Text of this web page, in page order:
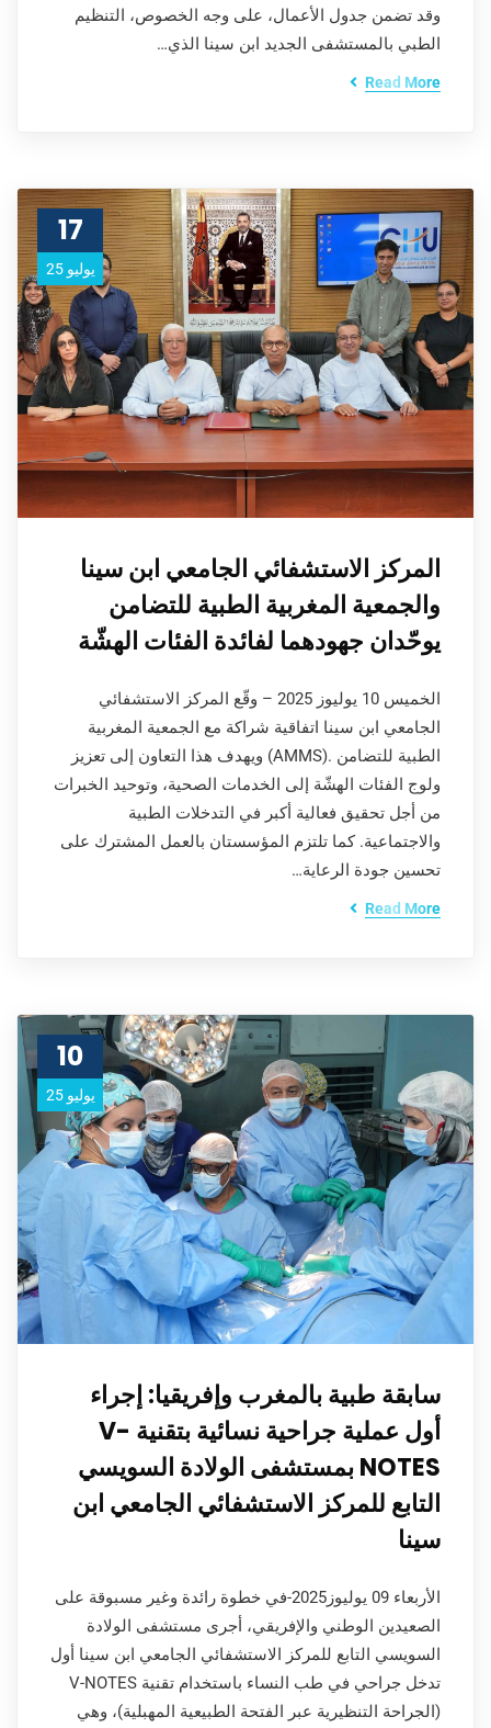
وقد تضمن جدول الأعمال، على وجه الخصوص، التنظيم
الطبي بالمستشفى الجديد ابن سينا الذي…
Read More
17
يوليو 25
المركز الاستشفائي الجامعي ابن سينا
والجمعية المغربية الطبية للتضامن
يوحّدان جهودهما لفائدة الفئات الهشّة
الخميس 10 يوليوز 2025 – وقّع المركز الاستشفائي
الجامعي ابن سينا اتفاقية شراكة مع الجمعية المغربية
الطبية للتضامن .(AMMS) ويهدف هذا التعاون إلى تعزيز
ولوج الفئات الهشّة إلى الخدمات الصحية، وتوحيد الخبرات
من أجل تحقيق فعالية أكبر في التدخلات الطبية
والاجتماعية. كما تلتزم المؤسستان بالعمل المشترك على
تحسين جودة الرعاية…
Read More
10
يوليو 25
سابقة طبية بالمغرب وإفريقيا: إجراء
أول عملية جراحية نسائية بتقنية V-
NOTES بمستشفى الولادة السويسي
التابع للمركز الاستشفائي الجامعي ابن
سينا
الأربعاء 09 يوليوز2025-في خطوة رائدة وغير مسبوقة على
الصعيدين الوطني والإفريقي، أجرى مستشفى الولادة
السويسي التابع للمركز الاستشفائي الجامعي ابن سينا أول
تدخل جراحي في طب النساء باستخدام تقنية V-NOTES
(الجراحة التنظيرية عبر الفتحة الطبيعية المهبلية)، وهي